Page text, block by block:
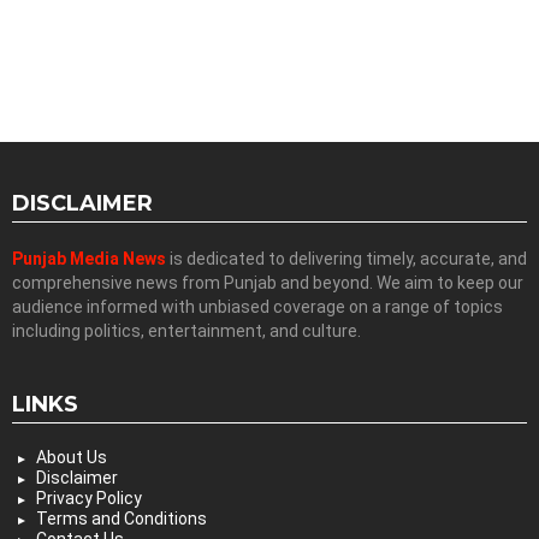
DISCLAIMER
Punjab Media News is dedicated to delivering timely, accurate, and
comprehensive news from Punjab and beyond. We aim to keep our
audience informed with unbiased coverage on a range of topics
including politics, entertainment, and culture.
LINKS
About Us
Disclaimer
Privacy Policy
Terms and Conditions